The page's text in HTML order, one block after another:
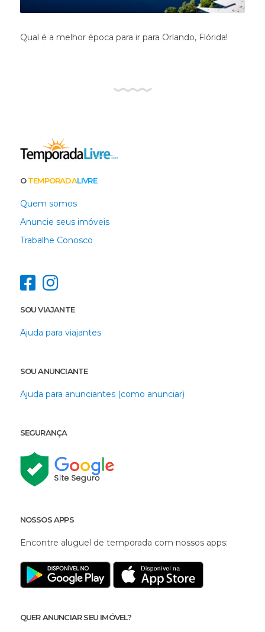
Qual é a melhor época para ir para Orlando, Flórida!
OTEMPORADALIVRE
Quem somos
Anuncie seus imóveis
Trabalhe Conosco
SOU VIAJANTE
Ajuda para viajantes
SOU ANUNCIANTE
Ajuda para anunciantes (como anunciar)
SEGURANÇA
NOSSOS APPS
Encontre aluguel de temporada com nossos apps:
QUER ANUNCIAR SEU IMÓVEL?